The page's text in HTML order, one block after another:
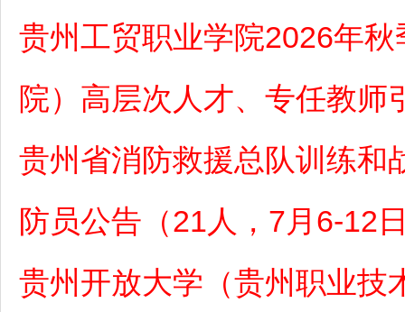
贵州工贸职业学院2026年
院）高层次人才、专任教师
贵州省消防救援总队训练和
防员公告（21人，7月6-12
贵州开放大学（贵州职业技